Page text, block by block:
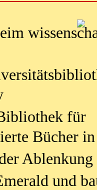
für
Bücher
Ablenkung
und